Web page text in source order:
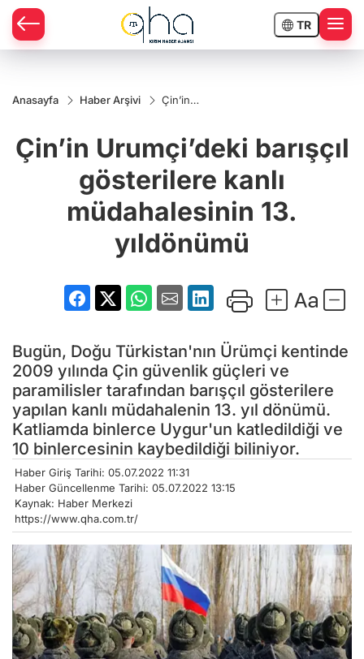
TR
Anasayfa Haber Arşivi
Çin’in
gösterilere
kanlı
müdahalesinin
13. yıldönümü
Çin’in Urumçi’deki barışçıl
gösterilere kanlı
müdahalesinin 13.
yıldönümü
Bugün, Doğu Türkistan'nın Ürümçi kentinde
2009 yılında Çin güvenlik güçleri ve
paramilisler tarafından barışçıl gösterilere
yapılan kanlı müdahalenin 13. yıl dönümü.
Katliamda binlerce Uygur'un katledildiği ve
10 binlercesinin kaybedildiği biliniyor.
Haber Giriş Tarihi: 05.07.2022 11:31
Haber Güncellenme Tarihi: 05.07.2022 13:15
Kaynak: Haber Merkezi
https://www.qha.com.tr/